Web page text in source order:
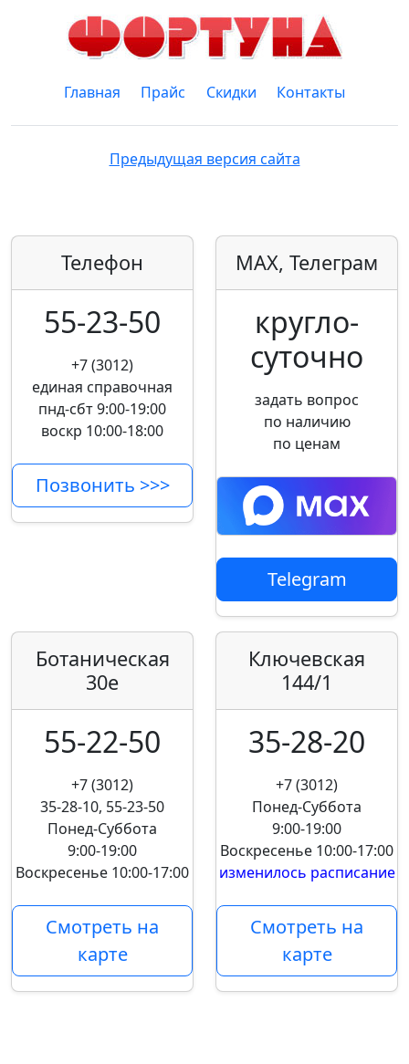
Главная Прайс Скидки Контакты
Предыдущая версия сайта
Телефон
55-23-50
+7 (3012)
единая справочная
пнд-сбт 9:00-19:00
воскр 10:00-18:00
Позвонить >>>
MAX, Телеграм
кругло­
суточно
задать вопрос
по наличию
по ценам
Telegram
Ботаническая
30е
55-22-50
+7 (3012)
35-28-10, 55-23-50
Понед-Суббота
9:00-19:00
Воскресенье 10:00-17:00
Смотреть на
карте
Ключевская
144/1
35-28-20
+7 (3012)
Понед-Суббота
9:00-19:00
Воскресенье 10:00-17:00
изменилось расписание
Смотреть на
карте